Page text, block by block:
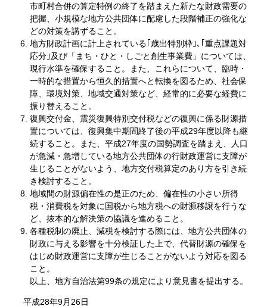
市町村合併の算定特例の終了を踏まえた新たな財政需要の
把握、小規模な地方公共団体に配慮した段階補正の強化な
どの対策を講ずること。
地方財政計画に計上されている｢歳出特別枠｣､｢重点課題対
応分｣及び「まち・ひと・しごと創生事業費」については、
現行水準を確保すること。また、これらについて、臨時・
一時的な措置から恒久的措置へと転換を図るため、社会保
障、環境対策、地域交通対策など、経常的に必要な経費に
振り替えること。
復興交付金、震災復興特別交付税などの復興に係る財源措
置については、復興集中期間終了後の平成29年度以降も継
続すること。また、平成27年度の国勢調査を踏まえ、人口
が急減・急増している地方公共団体の行財政運営に支障が
生じることがないよう、地方交付税算定のあり方を引き続
き検討すること。
地域間の財源偏在性の是正のため、偏在性の小さい所得
税・消費税を対象に国税から地方税への財源移譲を行うな
ど、抜本的な解決策の協議を進めること。
各種税制の廃止、減税を検討する際には、地方公共団体の
財政に与える影響を十分検証した上で、代替財源の確保を
はじめ財政運営に支障が生じることがないよう対応を図る
こと。
以上、地方自治法第99条の規定により意見書を提出する。
平成28年9月26日